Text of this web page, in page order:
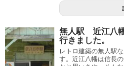
無人駅 近江八
行きました。
レトロ建築の無人駅
す。近江八幡は信長